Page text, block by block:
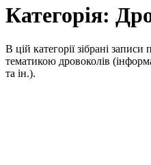
Категорія:
В цій категорії зібрані
тематикою дровоколів
та ін.).